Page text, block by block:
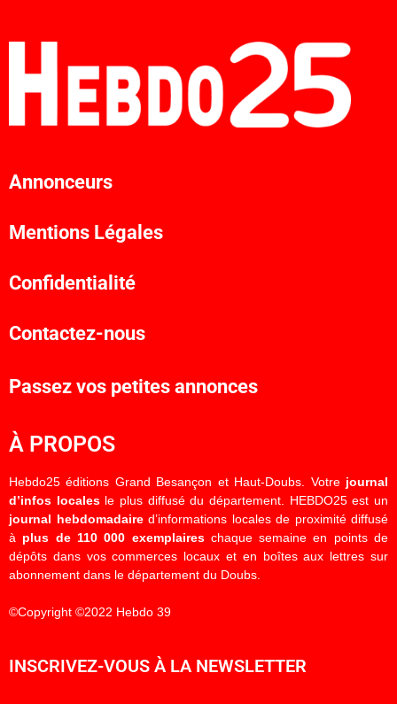
Annonceurs
Mentions Légales
Confidentialité
Contactez-nous
Passez vos petites annonces
À PROPOS
Hebdo25 éditions Grand Besançon et Haut-Doubs. Votre journal
d’infos localesle plus diffusé du département. HEBDO25 est un
journal hebdomadaired’informations locales de proximité diffusé
à plus de 110 000 exemplaireschaque semaine en points de
dépôts dans vos commerces locaux et en boîtes aux lettres sur
abonnement dans le département du Doubs.
©Copyright ©2022 Hebdo 39
INSCRIVEZ-VOUS À LA NEWSLETTER